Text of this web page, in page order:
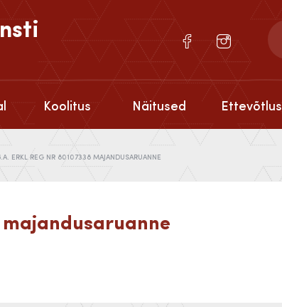
Koolitus Näitused Ettevõtlus
ERKL REG NR 80107338 MAJANDUSARUANNE
majandusaruanne